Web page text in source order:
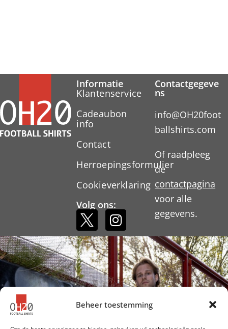
Beheer toestemming
Informatie
Klantenservice
Cadeaubon
info
Contact
Herroepingsformulier
Cookieverklaring
Volg ons:
Contactgegeve
ns
info@OH20foot
ballshirts.com
Of raadpleeg
de
contactpagina
voor alle
gegevens.